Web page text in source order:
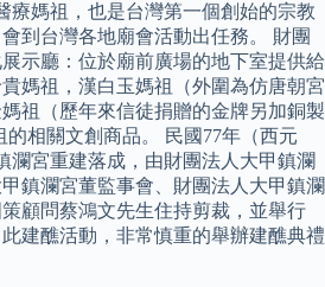
療媽祖，也是台灣第一個創始的宗教
到台灣各地廟會活動出任務。 財團
示廳：位於廟前廣場的地下室提供給
媽祖，漢白玉媽祖（外圍為仿唐朝宮
祖（歷年來信徒捐贈的金牌另加銅製
相關文創商品。 民國77年（西元
瀾宮重建落成，由財團法人大甲鎮瀾
鎮瀾宮董監事會、財團法人大甲鎮瀾
顧問蔡鴻文先生住持剪裁，並舉行
此建醮活動，非常慎重的舉辦建醮典禮